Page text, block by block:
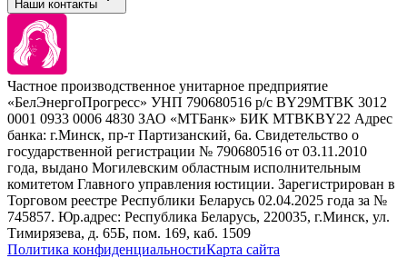
Брови и ресницы
Барберинг
Наборы
Расходные материалы
Concept
Kezy
Barex
Sim Sensitive
Kebren
Selective Professional
White Line
Наши контакты
+ 375 44 7233514
+ 375 29 1649505
info@krasabel.by
Офис: г. Минск, ул. Тимирязева 65Б, офис 1509
Склад: г. Минск, ул. Домбровская, 15
Частное производственное унитарное предприятие
«БелЭнергоПрогресс» УНП 790680516 р/с BY29MTBK 3012
0001 0933 0006 4830 ЗАО «МТБанк» БИК MTBKBY22 Адрес
банка: г.Минск, пр-т Партизанский, 6а. Свидетельство о
государственной регистрации № 790680516 от 03.11.2010
года, выдано Могилевским областным исполнительным
комитетом Главного управления юстиции. Зарегистрирован в
Торговом реестре Республики Беларусь 02.04.2025 года за №
745857. Юр.адрес: Республика Беларусь, 220035, г.Минск, ул.
Тимирязева, д. 65Б, пом. 169, каб. 1509
Политика конфиденциальностиКарта сайта